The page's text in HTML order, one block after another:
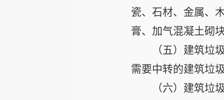
瓷、石材、金属、
膏、加气混凝土砌
（五）建筑垃
需要中转的建筑垃
（六）建筑垃